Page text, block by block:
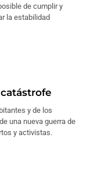
de cumplir y
la estabilidad
y de los
una nueva guerra de
y activistas.